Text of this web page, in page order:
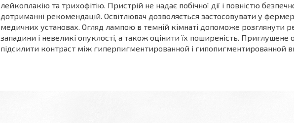
лейкоплакію та трихофітію. Пристрій не надає побічної дії і повністю
дотриманні рекомендацій. Освітлювач дозволяється застосовувати у
медичних установах. Огляд лампою в темній кімнаті допоможе розглянути
западини і невеликі опуклості, а також оцінити їх поширеність. Приглушене
підсилити контраст між гиперпигментированной і гипопигментированной